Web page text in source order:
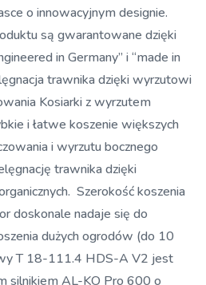
o innowacyjnym designie.
są gwarantowane dzięki
in Germany” i “made in
trawnika dzięki wyrzutowi
Kosiarki z wyrzutem
i łatwe koszenie większych
i wyrzutu bocznego
trawnika dzięki
Szerokość koszenia
doskonale nadaje się do
dużych ogrodów (do 10
T 18-111.4 HDS-A V2 jest
silnikiem AL-KO Pro 600 o